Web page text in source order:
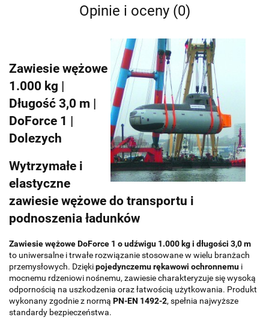
Opinie i oceny (0)
Zawiesie wężowe
1.000 kg |
Długość 3,0 m |
DoForce 1 |
Dolezych
Wytrzymałe i
elastyczne
zawiesie wężowe do transportu i
podnoszenia ładunków
Zawiesie wężowe DoForce 1 o udźwigu 1.000 kg i długości 3,0 m
to uniwersalne i trwałe rozwiązanie stosowane w wielu branżach
przemysłowych. Dziękipojedynczemu rękawowi ochronnemu i
mocnemu rdzeniowi nośnemu, zawiesie charakteryzuje się wysoką
odpornością na uszkodzenia oraz łatwością użytkowania. Produkt
wykonany zgodnie z normą PN-EN 1492-2, spełnia najwyższe
standardy bezpieczeństwa.